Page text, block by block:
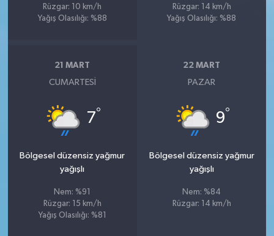
Rüzgar: 10 km/h
Yağış Olasılığı: %88
Rüzgar: 14 km/h
Yağış Olasılığı: %88
21 MART
CUMARTESI
7°
Bölgesel düzensiz yağmur
yağışlı
Nem: %91
Rüzgar: 15 km/h
Yağış Olasılığı: %81
22 MART
PAZAR
9°
Bölgesel düzensiz yağmur
yağışlı
Nem: %84
Rüzgar: 14 km/h